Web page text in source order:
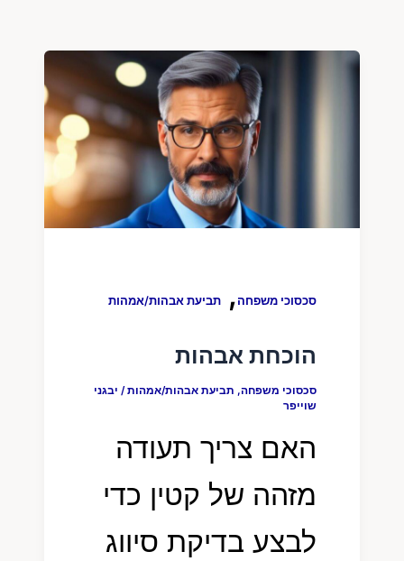
סכסוכי משפחה ,תביעת אבהות/אמהות
הוכחת אבהות
סכסוכי משפחה, תביעת אבהות/אמהות/ יבגני
שוייפר
האם צריך תעודה
מזהה של קטין כדי
לבצע בדיקת סיווג